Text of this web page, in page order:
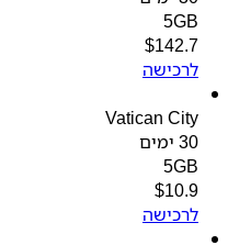
5GB
$142.7
לרכישה
Vatican City
5GB
$10.9
לרכישה